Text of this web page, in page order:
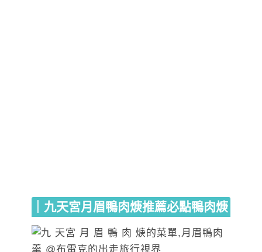
｜九天宮月眉鴨肉焿推薦必點鴨肉焿